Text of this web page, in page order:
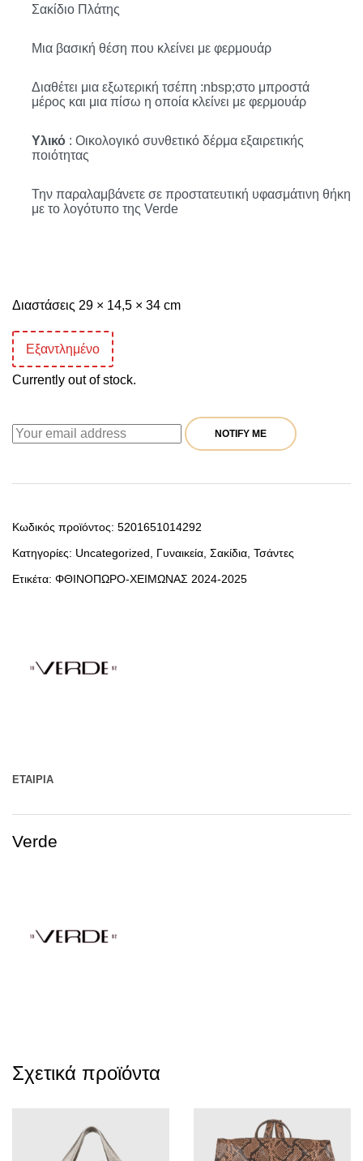
Σακίδιο Πλάτης
Μια βασική θέση που κλείνει με φερμουάρ
Διαθέτει μια εξωτερική τσέπη :nbsp;στο μπροστά
μέρος και μια πίσω η οποία κλείνει με φερμουάρ
Υλικό : Οικολογικό συνθετικό δέρμα εξαιρετικής
ποιότητας
Την παραλαμβάνετε σε προστατευτική υφασμάτινη θήκη
με το λογότυπο της Verde
Διαστάσεις 29 × 14,5 × 34 cm
Εξαντλημένο
Currently out of stock.
NOTIFY ME
Κωδικός προϊόντος: 5201651014292
Κατηγορίες: Uncategorized, Γυναικεία, Σακίδια, Τσάντες
Ετικέτα: ΦΘΙΝΟΠΩΡΟ-ΧΕΙΜΩΝΑΣ 2024-2025
ΕΤΑΙΡΊΑ
Verde
Σχετικά προϊόντα